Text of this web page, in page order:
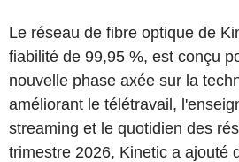
Le réseau de fibre optique de
fiabilité de 99,95 %, est conçu
nouvelle phase axée sur la
améliorant le télétravail,
streaming et le quotidien des
trimestre 2026, Kinetic a ajouté